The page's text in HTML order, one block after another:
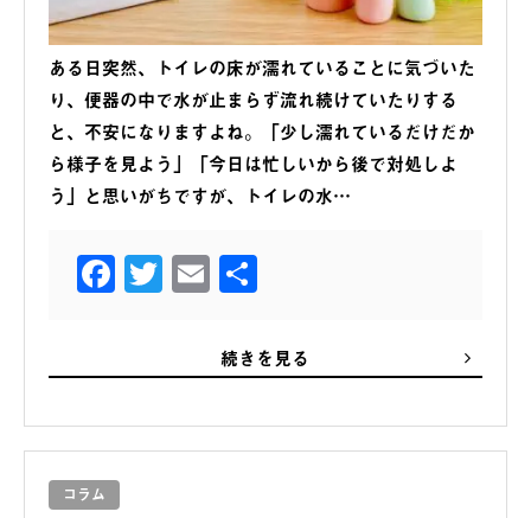
ある日突然、トイレの床が濡れていることに気づいた
り、便器の中で水が止まらず流れ続けていたりする
と、不安になりますよね。「少し濡れているだけだか
ら様子を見よう」「今日は忙しいから後で対処しよ
う」と思いがちですが、トイレの水…
Facebook
Twitter
Email
続きを見る
コラム